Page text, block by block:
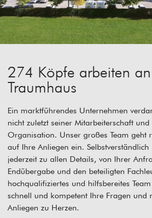
274 Köpfe arbeiten
Traumhaus
Ein marktführendes Unternehmen
nicht zuletzt seiner Mitarbeiterschaft und
Organisation. Unser großes Team geht
auf Ihre Anliegen ein.
jederzeit zu allen Details, von Ihrer
Endübergabe und den beteiligten
hochqualifiziertes und hilfsbereites
schnell und kompetent Ihre Fragen und
Anliegen zu Herzen.